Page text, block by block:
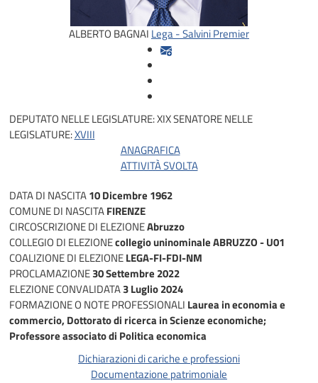
ALBERTO BAGNAI Lega - Salvini Premier
DEPUTATO NELLE LEGISLATURE:XIXSENATORE NELLE
LEGISLATURE:XVIII
ANAGRAFICA
ATTIVITÀ SVOLTA
DATA DI NASCITA10 Dicembre 1962
COMUNE DI NASCITAFIRENZE
CIRCOSCRIZIONE DI ELEZIONEAbruzzo
COLLEGIO DI ELEZIONEcollegio uninominale ABRUZZO - U01
COALIZIONE DI ELEZIONELEGA-FI-FDI-NM
PROCLAMAZIONE30 Settembre 2022
ELEZIONE CONVALIDATA3 Luglio 2024
FORMAZIONE O NOTE PROFESSIONALI Laurea in economia e
commercio, Dottorato di ricerca in Scienze economiche;
Professore associato di Politica economica
Dichiarazioni di cariche e professioni
Documentazione patrimoniale